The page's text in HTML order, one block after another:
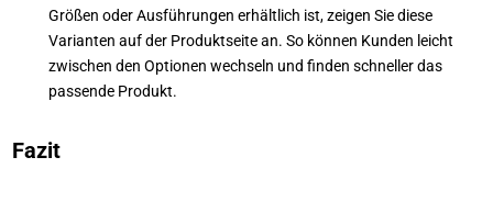
Größen oder Ausführungen erhältlich ist, zeigen Sie diese
Varianten auf der Produktseite an. So können Kunden leicht
zwischen den Optionen wechseln und finden schneller das
passende Produkt.
Fazit